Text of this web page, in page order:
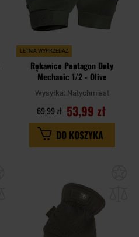
LETNIA WYPRZEDAŻ
Rękawice Pentagon Duty
Mechanic 1/2 - Olive
Wysyłka: Natychmiast
53,99 zł
69,99 zł
DO KOSZYKA